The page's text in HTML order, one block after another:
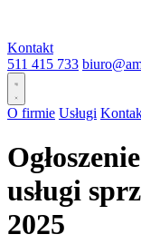
Kontakt
511 415 733
O firmie Usługi
usługi
2025